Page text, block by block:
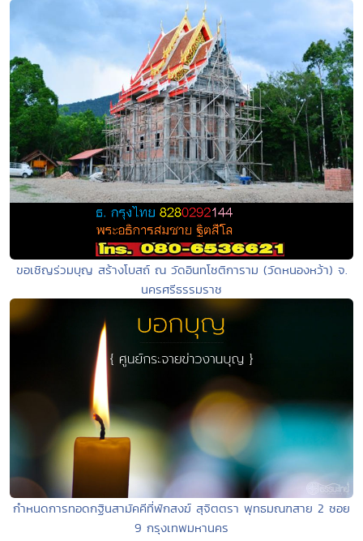
ขอเชิญร่วมบุญ สร้างโบสถ์ ณ วัดอินทโชติการาม (วัดหนองหว้า) จ.
นครศรีธรรมราช
กำหนดการทอดกฐินสามัคคีที่พักสงฆ์ สุจิตตรา พุทธมณฑสาย 2 ซอย
9 กรุงเทพมหานคร